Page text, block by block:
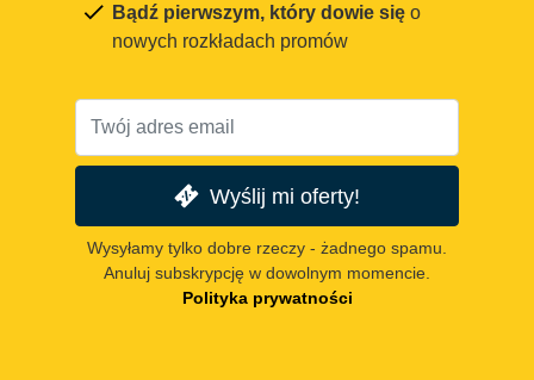
Bądź pierwszym, który dowie się o
nowych rozkładach promów
Wyślij mi oferty!
Wysyłamy tylko dobre rzeczy - żadnego spamu.
Anuluj subskrypcję w dowolnym momencie.
Polityka prywatności